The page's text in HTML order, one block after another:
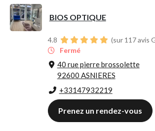
BIOS OPTIQUE
4.8
(sur 117 avis
Fermé
40 rue pierre brossolette
92600 ASNIERES
+33147932219
Prenez un rendez-vous